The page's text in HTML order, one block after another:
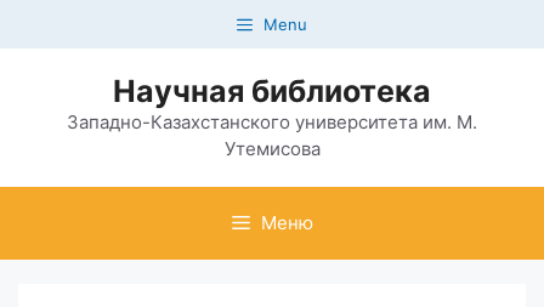
к
содержимому
Menu
Научная библиотека
Западно-Казахстанского университета им. М.
Утемисова
Меню